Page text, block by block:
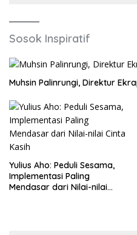
Sosok Inspiratif
Muhsin Palinrungi, Direktur
Yulius Aho: Peduli Sesama,
Implementasi Paling
Mendasar dari Nilai-nilai